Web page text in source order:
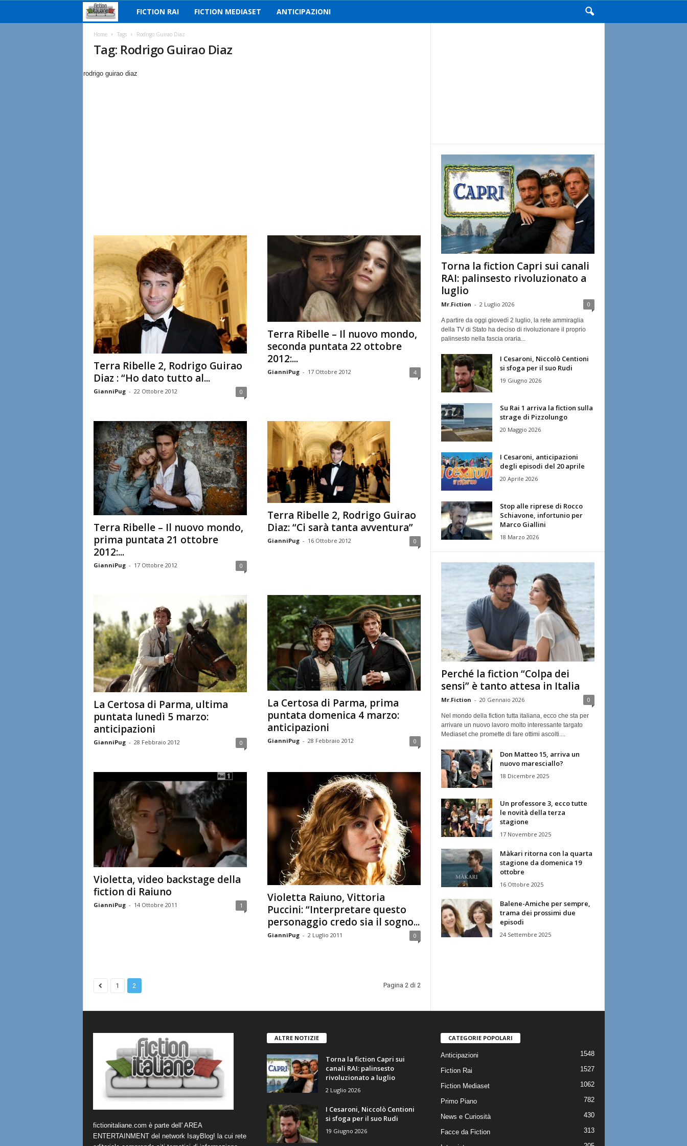
c
l
i
a
n
e
FICTION RAI FICTION MEDIASET ANTICIPAZIONI
Home Tags Rodrigo Guirao Diaz
Tag: Rodrigo Guirao Diaz
rodrigo guirao diaz
Terra Ribelle 2, Rodrigo Guirao
Diaz : “Ho dato tutto al...
GianniPug - 22 Ottobre 2012 0
Terra Ribelle – Il nuovo mondo,
seconda puntata 22 ottobre
2012:...
GianniPug - 17 Ottobre 2012 4
Terra Ribelle – Il nuovo mondo,
prima puntata 21 ottobre
2012:...
GianniPug - 17 Ottobre 2012 0
Terra Ribelle 2, Rodrigo Guirao
Diaz: “Ci sarà tanta avventura”
GianniPug - 16 Ottobre 2012 0
La Certosa di Parma, ultima
puntata lunedì 5 marzo:
anticipazioni
GianniPug - 28 Febbraio 2012 0
La Certosa di Parma, prima
puntata domenica 4 marzo:
anticipazioni
GianniPug - 28 Febbraio 2012 0
Violetta, video backstage della
fiction di Raiuno
GianniPug - 14 Ottobre 2011 1
Violetta Raiuno, Vittoria
Puccini: “Interpretare questo
personaggio credo sia il sogno...
GianniPug - 2 Luglio 2011 0
1 2 Pagina 2 di 2
Torna la fiction Capri sui canali
RAI: palinsesto rivoluzionato a
luglio
Mr.Fiction - 2 Luglio 2026 0
A partire da oggi giovedì 2 luglio, la rete ammiraglia
della TV di Stato ha deciso di rivoluzionare il proprio
palinsesto nella fascia oraria...
I Cesaroni, Niccolò Centioni
si sfoga per il suo Rudi
19 Giugno 2026
Su Rai 1 arriva la fiction sulla
strage di Pizzolungo
20 Maggio 2026
I Cesaroni, anticipazioni
degli episodi del 20 aprile
20 Aprile 2026
Stop alle riprese di Rocco
Schiavone, infortunio per
Marco Giallini
18 Marzo 2026
Perché la fiction “Colpa dei
sensi” è tanto attesa in Italia
Mr.Fiction - 20 Gennaio 2026 0
Nel mondo della fiction tutta italiana, ecco che sta per
arrivare un nuovo lavoro molto interessante targato
Mediaset che promette di fare ottimi ascolti....
Don Matteo 15, arriva un
nuovo maresciallo?
18 Dicembre 2025
Un professore 3, ecco tutte
le novità della terza
stagione
17 Novembre 2025
Màkari ritorna con la quarta
stagione da domenica 19
ottobre
16 Ottobre 2025
Balene-Amiche per sempre,
trama dei prossimi due
episodi
24 Settembre 2025
fictionitaliane.com è parte dell' AREA
ENTERTAINMENT del network IsayBlog! la cui rete
ALTRE NOTIZIE
Torna la fiction Capri sui
canali RAI: palinsesto
rivoluzionato a luglio
2 Luglio 2026
I Cesaroni, Niccolò Centioni
si sfoga per il suo Rudi
19 Giugno 2026
CATEGORIE POPOLARI
Anticipazioni 1548
Fiction Rai 1527
Fiction Mediaset 1062
Primo Piano 782
News e Curiosità 430
Facce da Fiction 313